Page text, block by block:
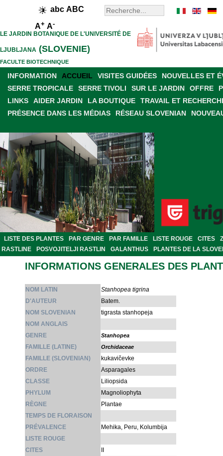
abc ABC
A+ A-
LE JARDIN BOTANIQUE DE L'UNIVERSITÉ DE
LJUBLJANA (SLOVENIE)
FACULTE BIOTECHNIQUE
INFORMATION ACCUEIL VISITES GUIDÉES
NOUVELLES ET
SERRE TROPICALE
SERRE TIVOLI SUR LE JARDIN OFFRE
LINKS
AIDER JARDIN LA BOUTIQUE
TRAVAIL ET
PRÉSENCE DANS LES MÉDIAS
RÉSEAU SLOVENIAN
LISTE DES PLANTES PAR GENRE PAR FAMILLE LISTE ROUGE CITES
RASTLINE
POSVOJITELJI RASTLIN GALANTHUS PLANTES DE LA
INFORMATIONS GENERALES DES
NOM LATIN
Stanhopea tigrina
D'AUTEUR
Batem.
NOM SLOVENIAN
tigrasta stanhopeja
NOM ANGLAIS
GENRE
Stanhopea
FAMILLE (LATINE) Orchidaceae
FAMILLE (SLOVENIAN)
kukavičevke
ORDRE
Asparagales
CLASSE
Liliopsida
PHYLUM
Magnoliophyta
RÈGNE
Plantae
TEMPS DE FLORAISON
PRÉVALENCE
Mehika, Peru, Kolumbija
LISTE ROUGE
CITES